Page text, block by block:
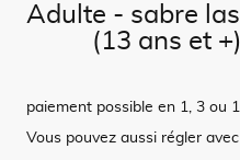
Adulte - sabre
(13 ans
paiement possible en 1, 3 ou
Vous pouvez aussi régler